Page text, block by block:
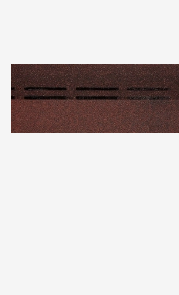
Фото объектов
Вопрос-ответ/Faq
Статьи
Сервисы